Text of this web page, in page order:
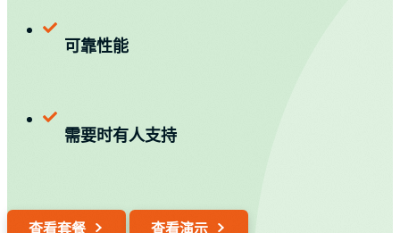
可靠性能
需要时有人支持
查看套餐 查看演示